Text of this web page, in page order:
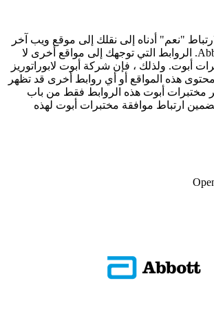
"نعم" أدناه إلى نقلك إلى موقع ويب آخر
غير Abbott Laboratories. الروابط التي توجهك إلى مواقع أخرى لا
أبوت. ولذلك ، فإن شركة أبوت لابوراتوريز
هذه المواقع أو أي روابط أخرى قد تظهر
مختبرات أبوت هذه الروابط فقط من باب
تضمين ارتباط موافقة مختبرات أبوت لهذه